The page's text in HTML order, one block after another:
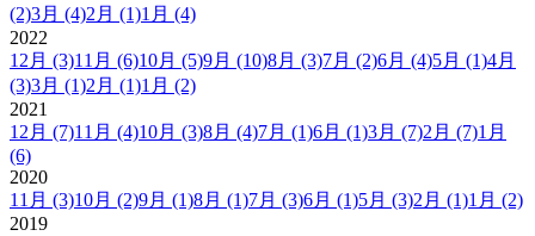
(2)3月 (4)2月 (1)1月 (4)
2022
12月 (3)11月 (6)10月 (5)9月 (10)8月 (3)7月 (2)6月 (4)5月 (1)4月
(3)3月 (1)2月 (1)1月 (2)
2021
12月 (7)11月 (4)10月 (3)8月 (4)7月 (1)6月 (1)3月 (7)2月 (7)1月
(6)
2020
11月 (3)10月 (2)9月 (1)8月 (1)7月 (3)6月 (1)5月 (3)2月 (1)1月 (2)
2019